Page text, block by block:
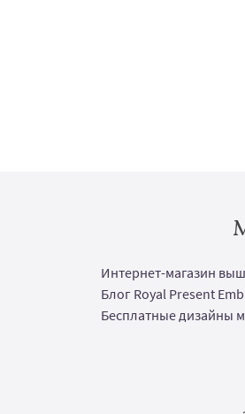
Интернет-магазин
Блог Royal Present
Бесплатные дизайны